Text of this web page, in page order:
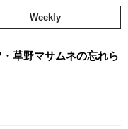
Weekly
草野マサムネの忘れら